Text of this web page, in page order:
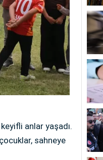
anlar yaşadı.
sahneye